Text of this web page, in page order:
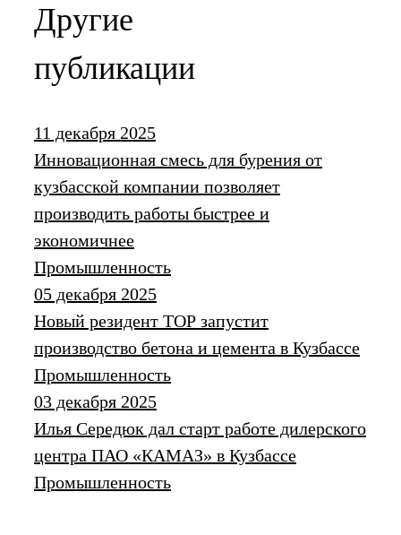
Другие
публикации
11 декабря 2025
Инновационная смесь для бурения от
кузбасской компании позволяет
производить работы быстрее и
экономичнее
Промышленность
05 декабря 2025
Новый резидент ТОР запустит
производство бетона и цемента в Кузбассе
Промышленность
03 декабря 2025
Илья Середюк дал старт работе дилерского
центра ПАО «КАМАЗ» в Кузбассе
Промышленность